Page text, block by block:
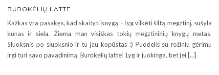
BUROKĖLIŲ LATTE
Kažkas yra pasakęs, kad skaityti knygą – lyg vilkėti šiltą megztinį, sušyla
kūnas ir siela. Žiema man visiškas tokių megztininių knygų metas.
Sluoksnis po sluoksnio ir tu jau kopūstas :) Puodelis su rožiniu gėrimu
irgi turi savo pavadinimą. Burokėlių latte! Lyg ir juokinga, bet jei […]